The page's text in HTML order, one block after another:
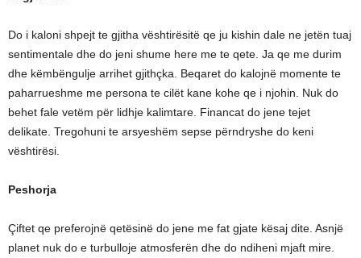
Do i kaloni shpejt te gjitha vështirësitë qe ju kishin dale ne jetën tuaj
sentimentale dhe do jeni shume here me te qete. Ja qe me durim
dhe këmbëngulje arrihet gjithçka. Beqaret do kalojnë momente te
paharrueshme me persona te cilët kane kohe qe i njohin. Nuk do
behet fale vetëm për lidhje kalimtare. Financat do jene tejet
delikate. Tregohuni te arsyeshëm sepse përndryshe do keni
vështirësi.
Peshorja
Çiftet qe preferojnë qetësinë do jene me fat gjate kësaj dite. Asnjë
planet nuk do e turbulloje atmosferën dhe do ndiheni mjaft mire.